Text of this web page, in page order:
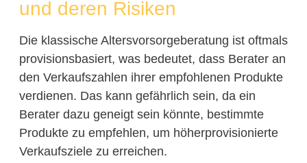
und deren Risiken
Die klassische Altersvorsorgeberatung ist oftmals
provisionsbasiert, was bedeutet, dass Berater an
den Verkaufszahlen ihrer empfohlenen Produkte
verdienen. Das kann gefährlich sein, da ein
Berater dazu geneigt sein könnte, bestimmte
Produkte zu empfehlen, um höherprovisionierte
Verkaufsziele zu erreichen.